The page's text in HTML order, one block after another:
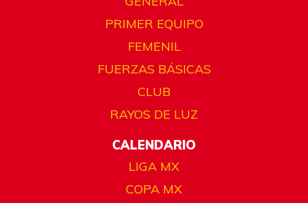
PRIMER EQUIPO
FEMENIL
FUERZAS BÁSICAS
CLUB
RAYOS DE LUZ
CALENDARIO
LIGA MX
COPA MX